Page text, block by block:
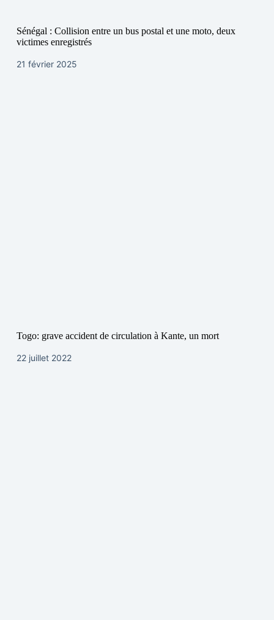
Sénégal : Collision entre un bus postal et une moto, deux
victimes enregistrés
21 février 2025
Togo: grave accident de circulation à Kante, un mort
22 juillet 2022